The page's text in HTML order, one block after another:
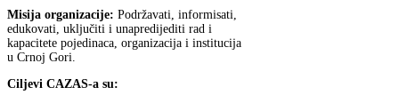
Misija organizacije: Podržavati, informisati,
edukovati, uključiti i unapredijediti rad i
kapacitete pojedinaca, organizacija i institucija
u Crnoj Gori.
Ciljevi CAZAS-a su: